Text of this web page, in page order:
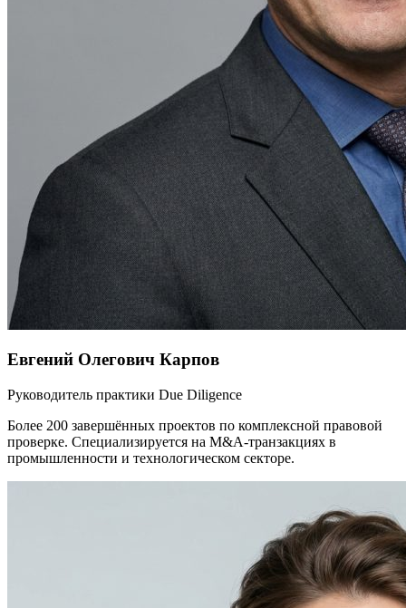
Евгений Олегович Карпов
Руководитель практики Due Diligence
Более 200 завершённых проектов по комплексной правовой
проверке. Специализируется на M&A-транзакциях в
промышленности и технологическом секторе.